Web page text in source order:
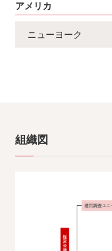
アメリカ
ニューヨーク
組織図